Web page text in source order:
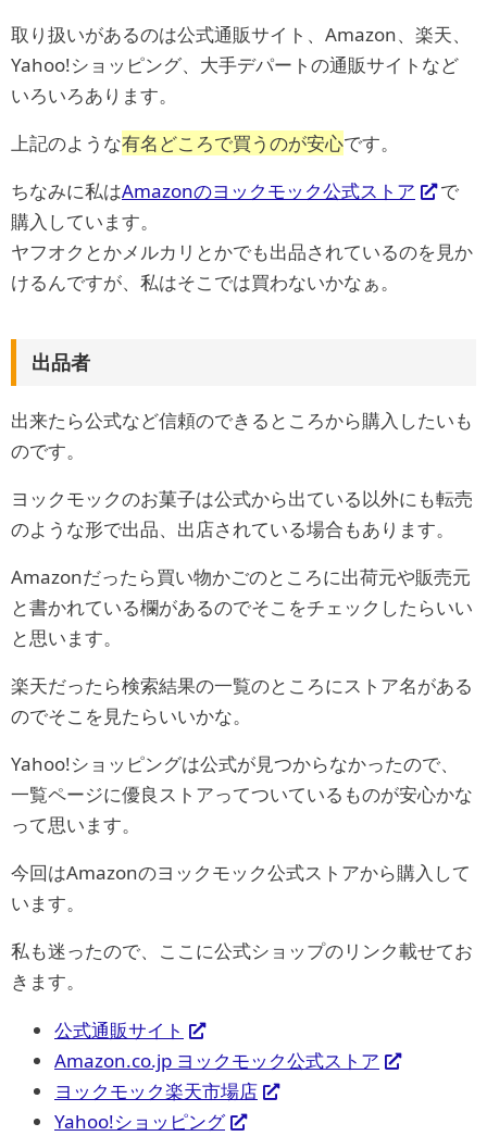
取り扱いがあるのは公式通販サイト、Amazon、楽天、
Yahoo!ショッピング、大手デパートの通販サイトなど
いろいろあります。
上記のような有名どころで買うのが安心です。
ちなみに私はAmazonのヨックモック公式ストア
で
購入しています。
ヤフオクとかメルカリとかでも出品されているのを見か
けるんですが、私はそこでは買わないかなぁ。
出品者
出来たら公式など信頼のできるところから購入したいも
のです。
ヨックモックのお菓子は公式から出ている以外にも転売
のような形で出品、出店されている場合もあります。
Amazonだったら買い物かごのところに出荷元や販売元
と書かれている欄があるのでそこをチェックしたらいい
と思います。
楽天だったら検索結果の一覧のところにストア名がある
のでそこを見たらいいかな。
Yahoo!ショッピングは公式が見つからなかったので、
一覧ページに優良ストアってついているものが安心かな
って思います。
今回はAmazonのヨックモック公式ストアから購入して
います。
私も迷ったので、ここに公式ショップのリンク載せてお
きます。
公式通販サイト
Amazon.co.jp ヨックモック公式ストア
ヨックモック楽天市場店
Yahoo!ショッピング